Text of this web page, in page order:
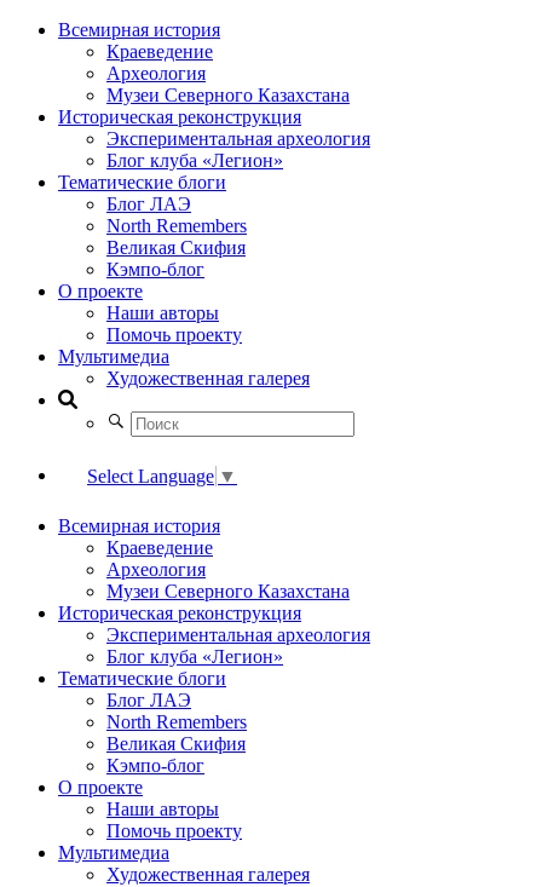
Всемирная история
Краеведение
Археология
Музеи Северного Казахстана
Историческая реконструкция
Экспериментальная археология
Блог клуба «Легион»
Тематические блоги
Блог ЛАЭ
North Remembers
Великая Скифия
Кэмпо-блог
О проекте
Наши авторы
Помочь проекту
Мультимедиа
Художественная галерея
Select Language ▼
Всемирная история
Краеведение
Археология
Музеи Северного Казахстана
Историческая реконструкция
Экспериментальная археология
Блог клуба «Легион»
Тематические блоги
Блог ЛАЭ
North Remembers
Великая Скифия
Кэмпо-блог
О проекте
Наши авторы
Помочь проекту
Мультимедиа
Художественная галерея